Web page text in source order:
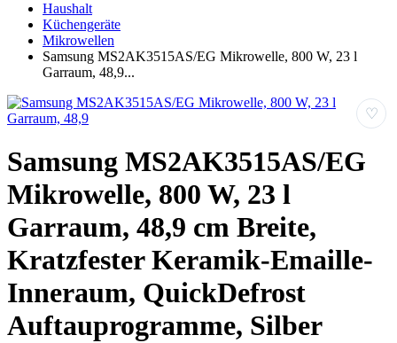
Haushalt
Küchengeräte
Mikrowellen
Samsung MS2AK3515AS/EG Mikrowelle, 800 W, 23 l
Garraum, 48,9...
♡
Samsung MS2AK3515AS/EG
Mikrowelle, 800 W, 23 l
Garraum, 48,9 cm Breite,
Kratzfester Keramik-Emaille-
Inneraum, QuickDefrost
Auftauprogramme, Silber